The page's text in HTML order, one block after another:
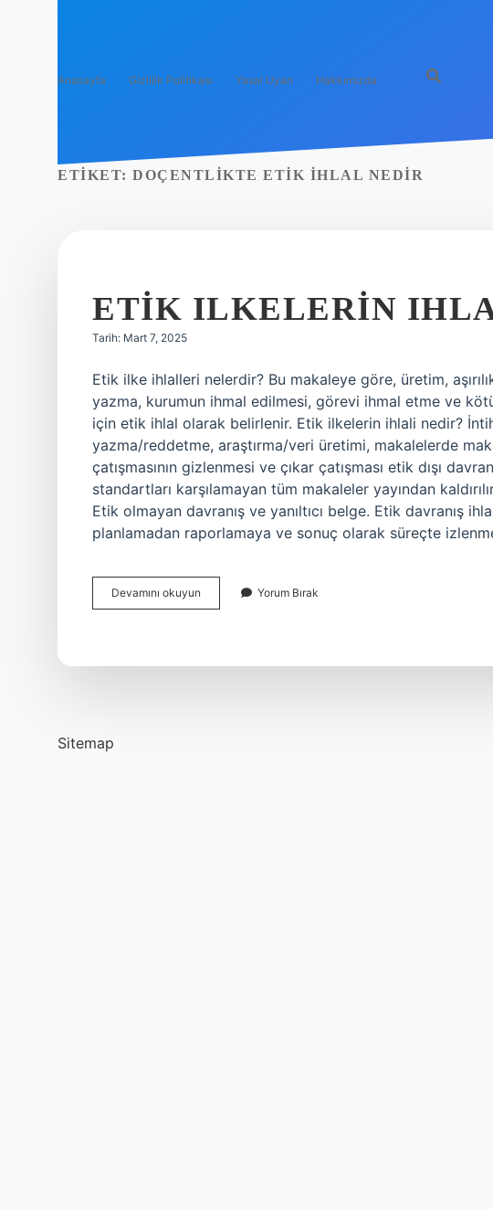
Anasayfa Gizlilik Politikası Yasal Uyarı Hakkımızda
ETIKET: DOÇENTLIKTE ETIK IHLAL NEDIR
ETIK ILKELERIN
Tarih: Mart 7, 2025
Etik ilke ihlalleri nelerdir? Bu makaleye göre, üretim,
yazma, kurumun ihmal edilmesi, görevi ihmal etme ve
için etik ihlal olarak belirlenir. Etik ilkelerin ihlali nedir?
yazma/reddetme, araştırma/veri üretimi, makalelerde
çatışmasının gizlenmesi ve çıkar çatışması etik dışı
standartları karşılamayan tüm makaleler yayından
Etik olmayan davranış ve yanıltıcı belge. Etik davranış
planlamadan raporlamaya ve sonuç olarak süreçte
Devamını okuyun
Ilkelerin
Yorum Bırak
Sitemap